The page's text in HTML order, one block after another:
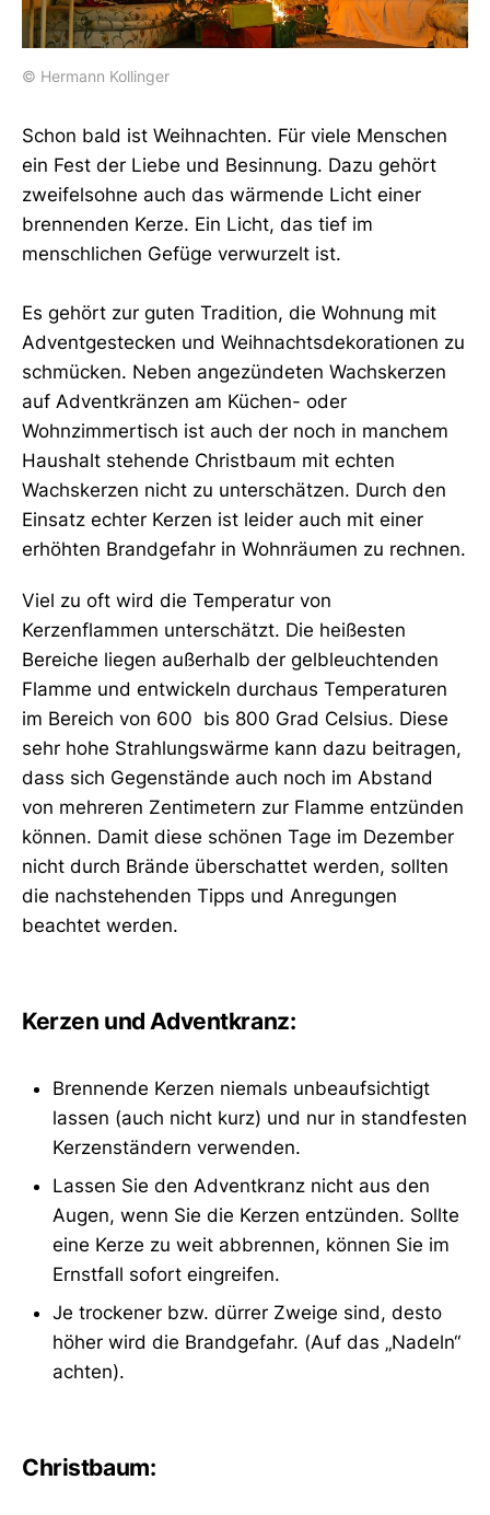
© Hermann Kollinger
Schon bald ist Weihnachten. Für viele Menschen
ein Fest der Liebe und Besinnung. Dazu gehört
zweifelsohne auch das wärmende Licht einer
brennenden Kerze. Ein Licht, das tief im
menschlichen Gefüge verwurzelt ist.
Es gehört zur guten Tradition, die Wohnung mit
Adventgestecken und Weihnachtsdekorationen zu
schmücken. Neben angezündeten Wachskerzen
auf Adventkränzen am Küchen- oder
Wohnzimmertisch ist auch der noch in manchem
Haushalt stehende Christbaum mit echten
Wachskerzen nicht zu unterschätzen. Durch den
Einsatz echter Kerzen ist leider auch mit einer
erhöhten Brandgefahr in Wohnräumen zu rechnen.
Viel zu oft wird die Temperatur von
Kerzenflammen unterschätzt. Die heißesten
Bereiche liegen außerhalb der gelbleuchtenden
Flamme und entwickeln durchaus Temperaturen
im Bereich von 600 bis 800 Grad Celsius. Diese
sehr hohe Strahlungswärme kann dazu beitragen,
dass sich Gegenstände auch noch im Abstand
von mehreren Zentimetern zur Flamme entzünden
können. Damit diese schönen Tage im Dezember
nicht durch Brände überschattet werden, sollten
die nachstehenden Tipps und Anregungen
beachtet werden.
Kerzen und Adventkranz:
Brennende Kerzen niemals unbeaufsichtigt
lassen (auch nicht kurz) und nur in standfesten
Kerzenständern verwenden.
Lassen Sie den Adventkranz nicht aus den
Augen, wenn Sie die Kerzen entzünden. Sollte
eine Kerze zu weit abbrennen, können Sie im
Ernstfall sofort eingreifen.
Je trockener bzw. dürrer Zweige sind, desto
höher wird die Brandgefahr. (Auf das „Nadeln“
achten).
Christbaum: